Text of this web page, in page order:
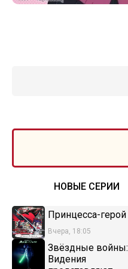
НОВЫЕ СЕРИИ
Принцесса-герой
Вчера, 18:05
Звёздные войны:
Видения